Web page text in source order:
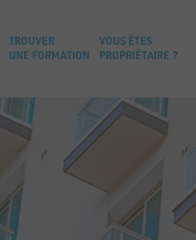
TROUVER
UNE FORMATION
VOUS ÊTES
PROPRIÉTAIRE ?